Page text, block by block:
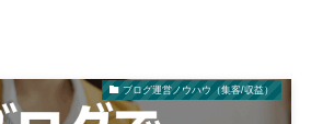
ブログ運営ノウハウ（集客/収益）